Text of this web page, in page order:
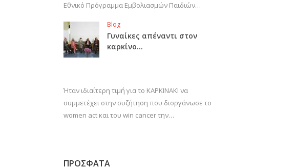
Εθνικό Πρόγραμμα Εμβολιασμών Παιδιών…
Blog
Γυναίκες απέναντι στον
καρκίνο…
Ήταν ιδιαίτερη τιμή για το ΚΑΡΚΙΝΑΚΙ να
συμμετέχει στην συζήτηση που διοργάνωσε το
women act και του win cancer την…
ΠΡΟΣΦΑΤΑ